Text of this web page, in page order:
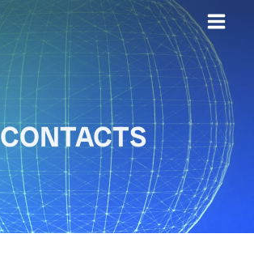
CONTACTS